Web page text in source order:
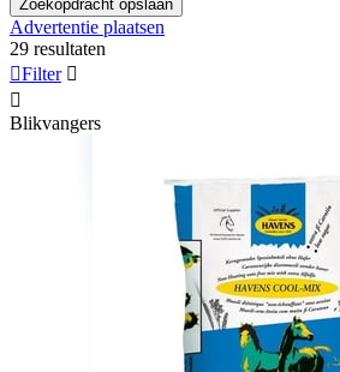
Zoekopdracht opslaan
Advertentie plaatsen
29 resultaten
Filter 

Blikvangers